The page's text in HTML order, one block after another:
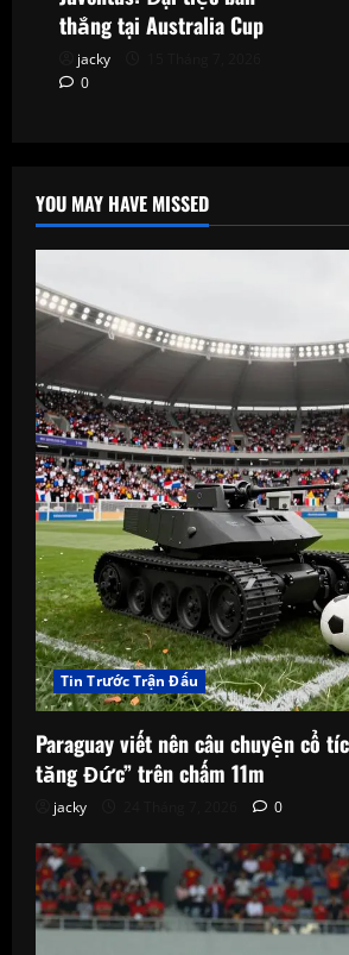
thắng tại Australia Cup
jacky
0
YOU MAY HAVE MISSED
Tin Trước Trận Đấu
Paraguay viết nên câu chuyện cổ
tăng Đức” trên chấm 11m
jacky 0